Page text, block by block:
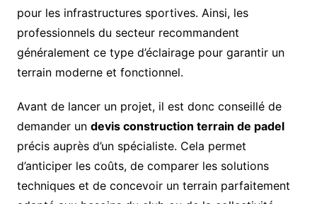
pour les infrastructures sportives. Ainsi, les
professionnels du secteur recommandent
généralement ce type d’éclairage pour garantir un
terrain moderne et fonctionnel.
Avant de lancer un projet, il est donc conseillé de
demander un devis construction terrain de padel
précis auprès d’un spécialiste. Cela permet
d’anticiper les coûts, de comparer les solutions
techniques et de concevoir un terrain parfaitement